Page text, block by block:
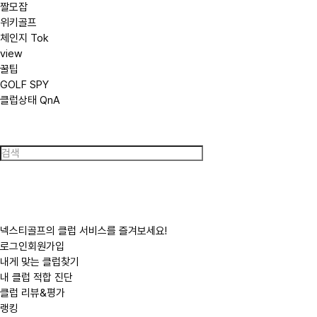
짤모잡
위키골프
체인지 Tok
view
꿀팁
GOLF SPY
클럽상태 QnA
색
넥스티골프의 클럽 서비스를 즐겨보세요!
로그인회원가입
내게 맞는 클럽찾기
내 클럽 적합 진단
클럽 리뷰&평가
랭킹